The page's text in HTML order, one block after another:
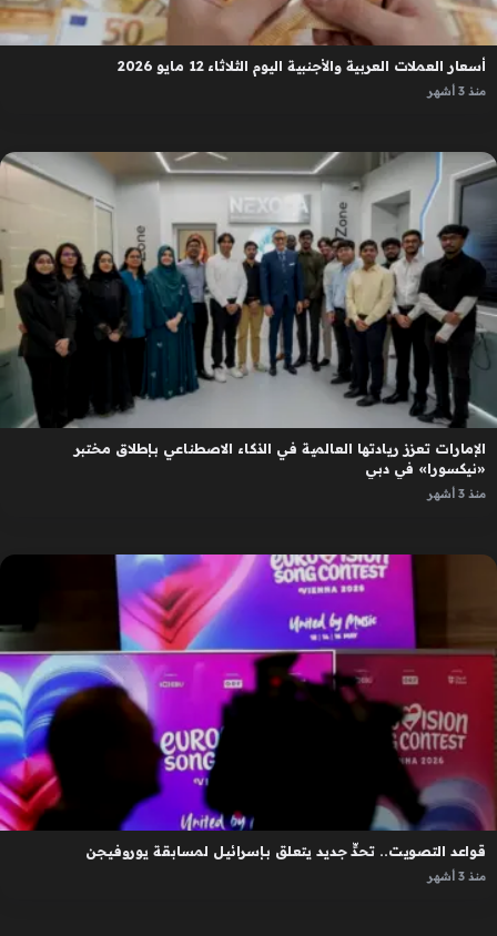
أسعار العملات العربية والأجنبية اليوم الثلاثاء 12 مايو 2026
منذ 3 أشهر
الإمارات تعزز ريادتها العالمية في الذكاء الاصطناعي بإطلاق مختبر
«نيكسورا» في دبي
منذ 3 أشهر
قواعد التصويت.. تحدٍّ جديد يتعلق بإسرائيل لمسابقة يوروفيجن
منذ 3 أشهر